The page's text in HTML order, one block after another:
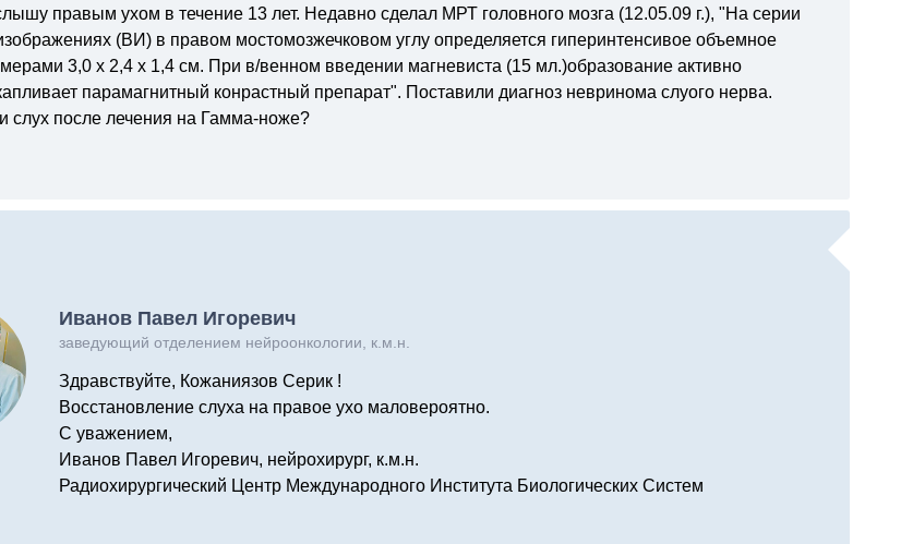
правым ухом в течение 13 лет. Недавно сделал МРТ головного мозга (12.05.09 г.), "На серии
(ВИ) в правом мостомозжечковом углу определяется гиперинтенсивое объемное
3,0 х 2,4 х 1,4 см. При в/венном введении магневиста (15 мл.)образование активно
парамагнитный конрастный препарат". Поставили диагноз невринома слуого нерва.
слух после лечения на Гамма-ноже?
Иванов Павел Игоревич
заведующий отделением нейроонкологии, к.м.н.
Здравствуйте, Кожаниязов Серик !
Восстановление слуха на правое ухо маловероятно.
С уважением,
Иванов Павел Игоревич, нейрохирург, к.м.н.
Радиохирургический Центр Международного Института Биологических Систем